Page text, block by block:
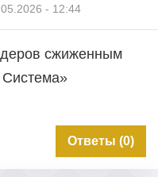
- 12:44
сжиженным
Система»
Ответы (0)